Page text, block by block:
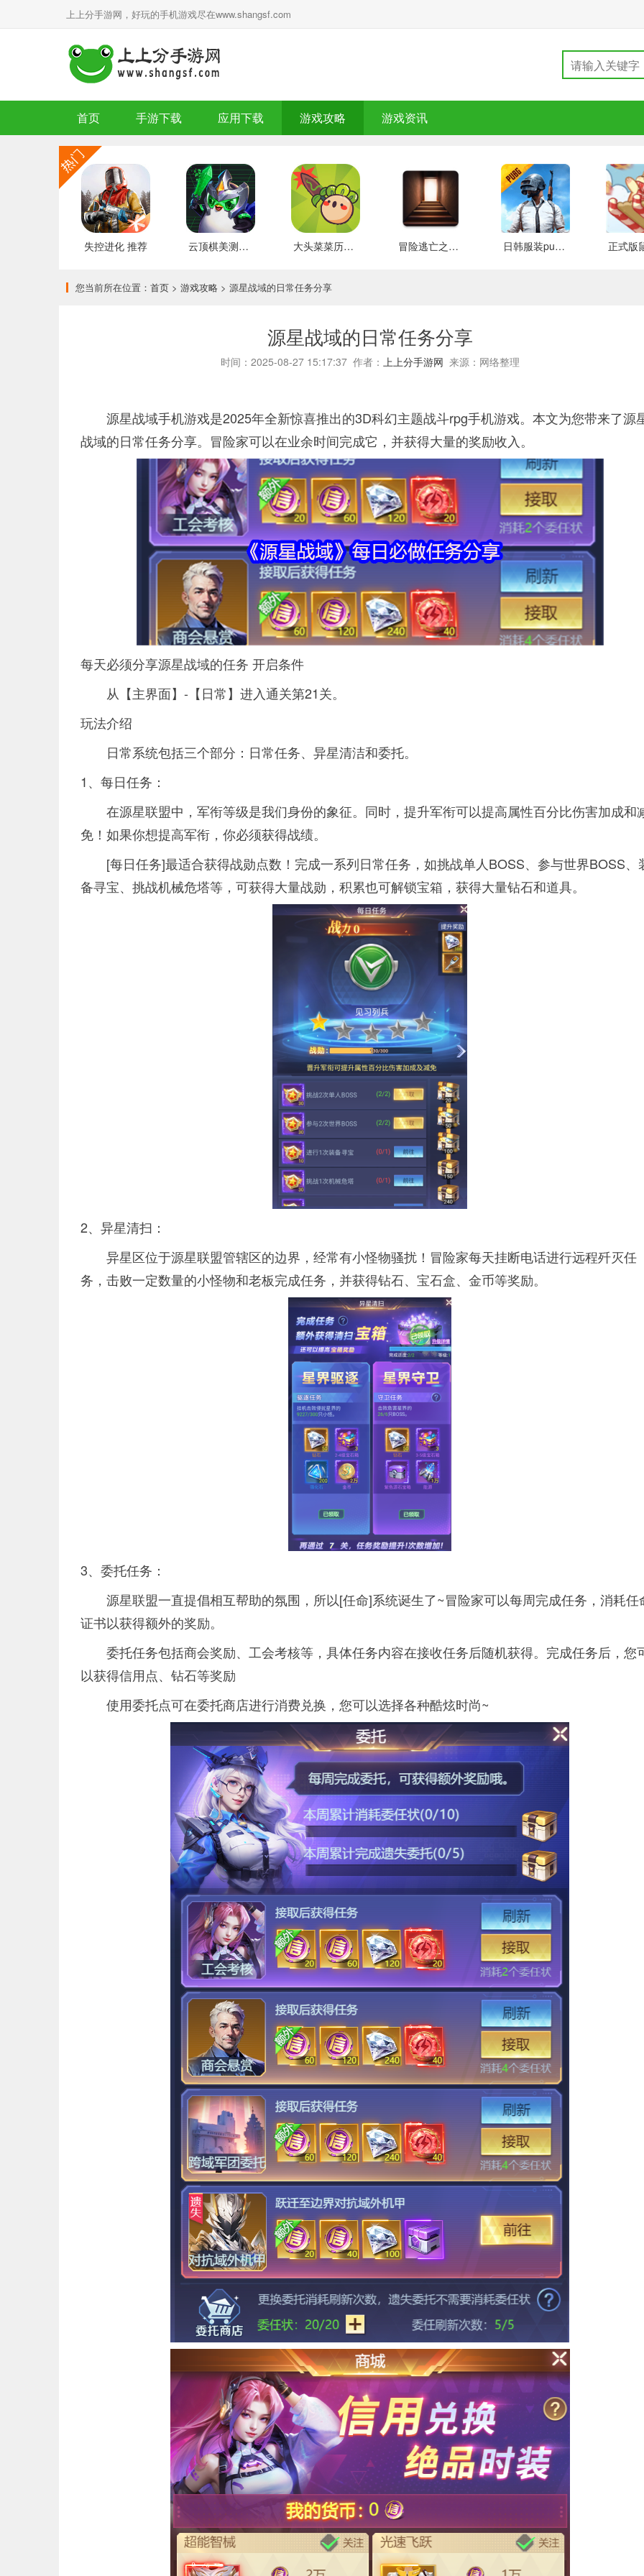
上上分手游网，好玩的手机游戏尽在www.shangsf.com
首页 手游下载 应用下载 游戏攻略 游戏资讯
失控进化 推荐 云顶棋美测服 最新版 大头菜菜历险记 好玩的 冒险逃亡之谜 推荐 日韩服装pubg 好玩的
您当前所在位置： 首页 > 游戏攻略 > 源星战域的日常任务分享
源星战域的日常任务分享
时间：2025-08-27 15:17:37 作者： 上上分手游网 来源：网络整理
源星战域手机游戏是2025年全新惊喜推出的3D科幻主题战斗rpg手机游戏。本文为您带来了源
战域的日常任务分享。冒险家可以在业余时间完成它，并获得大量的奖励收入。
每天必须分享源星战域的任务 开启条件
从【主界面】-【日常】进入通关第21关。
玩法介绍
日常系统包括三个部分：日常任务、异星清洁和委托。
1、每日任务：
在源星联盟中，军衔等级是我们身份的象征。同时，提升军衔可以提高属性百分比伤害加成和
免！如果你想提高军衔，你必须获得战绩。
[每日任务]最适合获得战勋点数！完成一系列日常任务，如挑战单人BOSS、参与世界BOSS、
备寻宝、挑战机械危塔等，可获得大量战勋，积累也可解锁宝箱，获得大量钻石和道具。
2、异星清扫：
异星区位于源星联盟管辖区的边界，经常有小怪物骚扰！冒险家每天挂断电话进行远程歼灭任
务，击败一定数量的小怪物和老板完成任务，并获得钻石、宝石盒、金币等奖励。
3、委托任务：
源星联盟一直提倡相互帮助的氛围，所以[任命]系统诞生了~冒险家可以每周完成任务，消耗任
证书以获得额外的奖励。
委托任务包括商会奖励、工会考核等，具体任务内容在接收任务后随机获得。完成任务后，您
以获得信用点、钻石等奖励
使用委托点可在委托商店进行消费兑换，您可以选择各种酷炫时尚~